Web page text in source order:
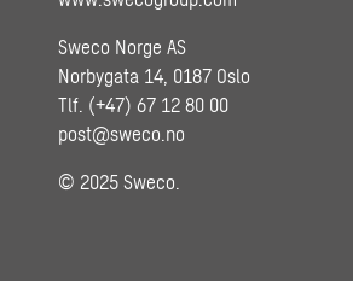
Sweco Norge AS
Norbygata 14, 0187 Oslo
Tlf. (+47) 67 12 80 00
post@sweco.no
© 2025 Sweco.